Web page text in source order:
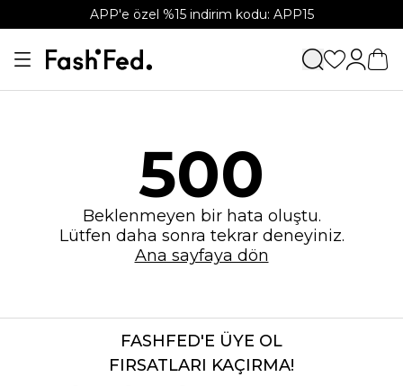
APP'e özel %15 indirim kodu: APP15
500
Beklenmeyen bir hata oluştu.
Lütfen daha sonra tekrar deneyiniz.
Ana sayfaya dön
FASHFED'E ÜYE OL
FIRSATLARI KAÇIRMA!